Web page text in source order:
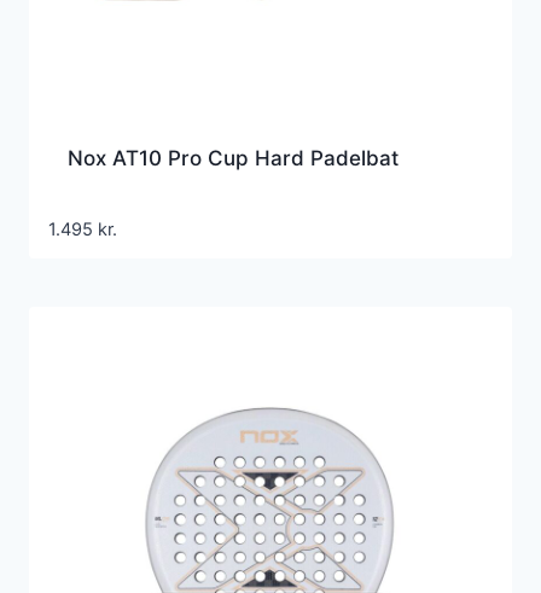
Nox AT10 Pro Cup Hard Padelbat
1.495 kr.